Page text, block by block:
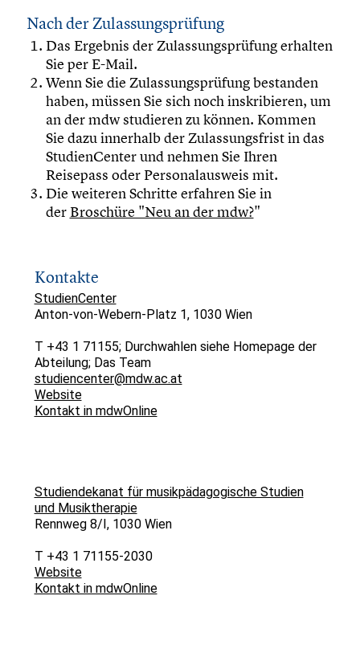
Nach der Zulassungsprüfung
Das Ergebnis der Zulassungsprüfung erhalten
Sie per E-Mail.
Wenn Sie die Zulassungsprüfung bestanden
haben, müssen Sie sich noch inskribieren, um
an der mdw studieren zu können. Kommen
Sie dazu innerhalb der Zulassungsfrist in das
StudienCenter und nehmen Sie Ihren
Reisepass oder Personalausweis mit.
Die weiteren Schritte erfahren Sie in
der Broschüre "Neu an der mdw?"
Kontakte
StudienCenter
Anton-von-Webern-Platz 1, 1030 Wien
T +43 1 71155; Durchwahlen siehe Homepage der
Abteilung; Das Team
studiencenter@mdw.ac.at
Website
Kontakt in mdwOnline
Studiendekanat für musikpädagogische Studien
und Musiktherapie
Rennweg 8/I, 1030 Wien
T +43 1 71155-2030
Website
Kontakt in mdwOnline